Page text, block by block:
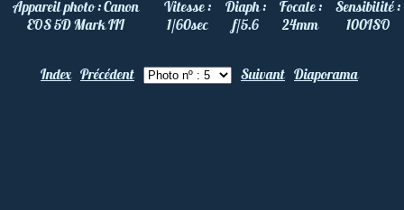
Appareil photo :Canon
EOS 5D Mark III
Vitesse :
1/60sec
Diaph :
f/5.6
Focale :
24mm
Sensibilité :
100ISO
Index Précédent Suivant Diaporama